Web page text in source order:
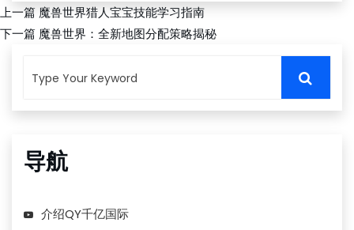
上一篇 魔兽世界猎人宝宝技能学习指南
下一篇 魔兽世界：全新地图分配策略揭秘
导航
介绍QY千亿国际